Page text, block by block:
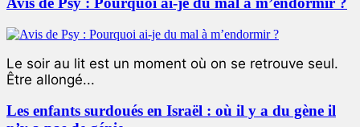
Le soir au lit est un moment où on se retrouve seul.
Être allongé...
Les enfants surdoués en Israël : où il y a du gène il